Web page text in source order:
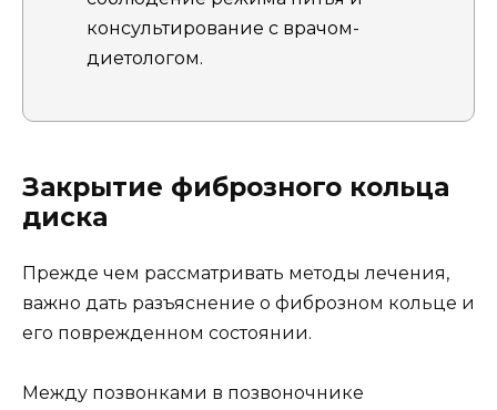
консультирование с врачом-
диетологом.
Закрытие фиброзного кольца
диска
Прежде чем рассматривать методы лечения,
важно дать разъяснение о фиброзном кольце и
его поврежденном состоянии.
Между позвонками в позвоночнике